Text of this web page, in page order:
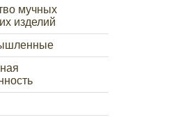
мучных
изделий